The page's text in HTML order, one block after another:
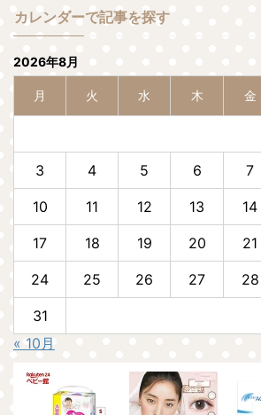
カレンダーで記事を探す
2026年8月
月 火 水 木 金
3 4 5 6 7
10 11 12 13 14
17 18 19 20 21
24 25 26 27 28
31
« 10月